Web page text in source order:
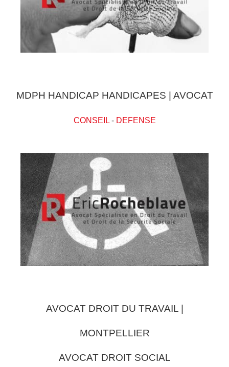
MDPH HANDICAP HANDICAPES | AVOCAT
CONSEIL- DEFENSE
AVOCAT DROIT DU TRAVAIL |
MONTPELLIER
AVOCAT DROIT SOCIAL